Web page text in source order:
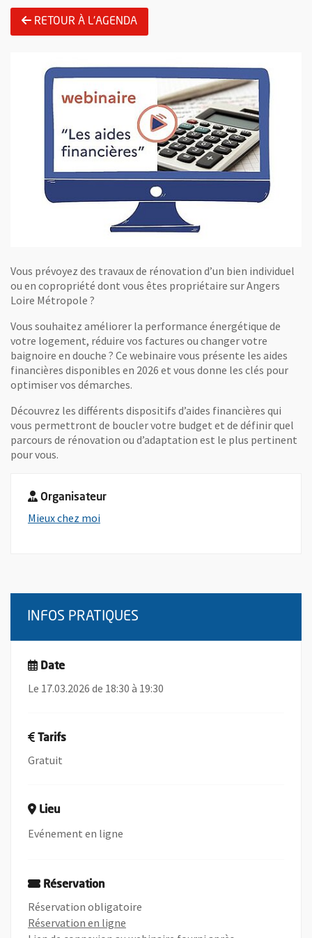
RETOUR À L'AGENDA
Vous prévoyez des travaux de rénovation d’un bien individuel
ou en copropriété dont vous êtes propriétaire sur Angers
Loire Métropole ?
Vous souhaitez améliorer la performance énergétique de
votre logement, réduire vos factures ou changer votre
baignoire en douche ? Ce webinaire vous présente les aides
financières disponibles en 2026 et vous donne les clés pour
optimiser vos démarches.
Découvrez les différents dispositifs d’aides financières qui
vous permettront de boucler votre budget et de définir quel
parcours de rénovation ou d’adaptation est le plus pertinent
pour vous.
Organisateur
Mieux chez moi, Ouvre une nouvelle fenêtre
INFOS PRATIQUES
Date
Le 17.03.2026 de 18:30 à 19:30
Tarifs
Gratuit
Lieu
Evénement en ligne
Réservation
Réservation obligatoire
Réservation en ligne